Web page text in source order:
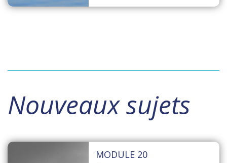
Nouveaux sujets
MODULE 20